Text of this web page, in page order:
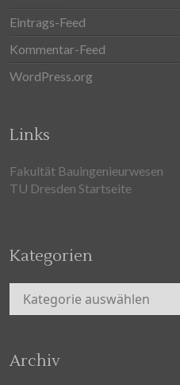
Eintrags-Feed
Kommentar-Feed
WordPress.org
Links
Fakultät Bauingenieurwesen
TU Dresden Startseite
Kategorien
Kategorien
Archiv